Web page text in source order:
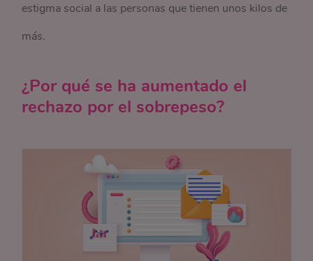
estigma social a las personas que tienen unos kilos de
más.
¿Por qué se ha aumentado el
rechazo por el sobrepeso?